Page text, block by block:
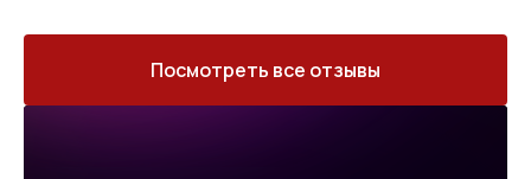
Посмотреть все отзывы